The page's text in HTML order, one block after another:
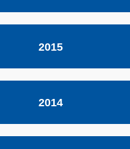
2015
2014